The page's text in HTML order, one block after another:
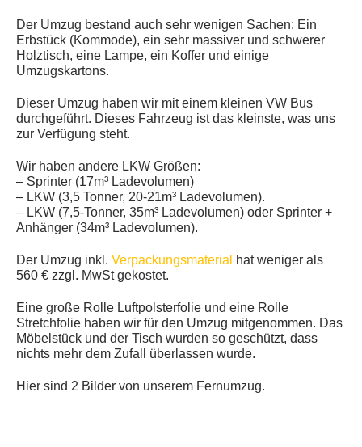
Der Umzug bestand auch sehr wenigen Sachen: Ein
Erbstück (Kommode), ein sehr massiver und schwerer
Holztisch, eine Lampe, ein Koffer und einige
Umzugskartons.
Dieser Umzug haben wir mit einem kleinen VW Bus
durchgeführt. Dieses Fahrzeug ist das kleinste, was uns
zur Verfügung steht.
Wir haben andere LKW Größen:
– Sprinter (17m³ Ladevolumen)
– LKW (3,5 Tonner, 20-21m³ Ladevolumen).
– LKW (7,5-Tonner, 35m³ Ladevolumen) oder Sprinter +
Anhänger (34m³ Ladevolumen).
Der Umzug inkl. Verpackungsmaterial
hat weniger als
560 € zzgl. MwSt gekostet.
Eine große Rolle Luftpolsterfolie und eine Rolle
Stretchfolie haben wir für den Umzug mitgenommen. Das
Möbelstück und der Tisch wurden so geschützt, dass
nichts mehr dem Zufall überlassen wurde.
Hier sind 2 Bilder von unserem Fernumzug.